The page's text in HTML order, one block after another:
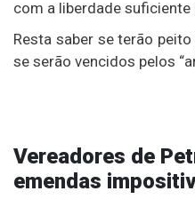
com a liberdade
Resta saber se terão
se serão vencidos pelos
Vereadores de
emendas